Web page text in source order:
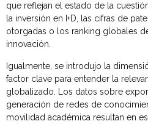
que reflejan el estado de la
la inversión en I+D, las cifras de
otorgadas o los ranking globales
innovación.
Igualmente, se introdujo la
factor clave para entender la
globalizado. Los datos sobre
generación de redes de
movilidad académica resultan en